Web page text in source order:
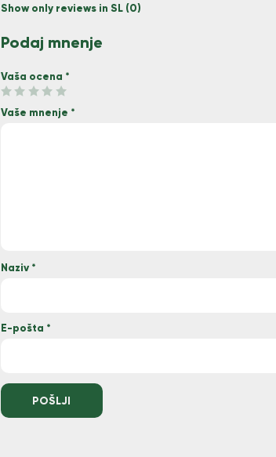
Show only reviews in SL (0)
Podaj mnenje
Vaša ocena *
Vaše mnenje *
Naziv *
E-pošta *